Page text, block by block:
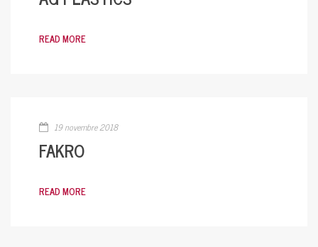
READ MORE
19 novembre 2018
FAKRO
READ MORE